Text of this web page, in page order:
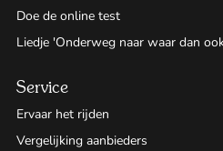
Doe de online test
Liedje 'Onderweg naar waar dan
Service
Ervaar het rijden
Vergelijking aanbieders